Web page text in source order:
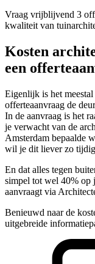
Vraag vrijblijvend 3
kwaliteit van
Kosten
een
Eigenlijk is het meestal
offerteaanvraag de
In de aanvraag is het
je verwacht van de
Amsterdam bepaalde
wil je dit liever zo
En dat alles tegen
simpel tot wel 40% op
aanvraagt via
Benieuwd naar de
uitgebreide